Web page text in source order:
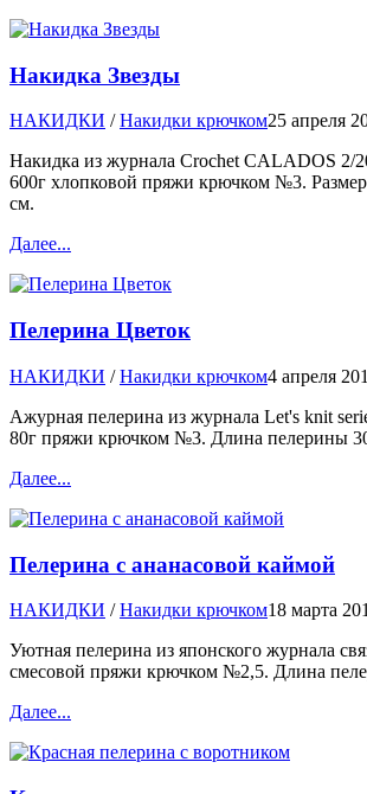
Накидка Звезды
НАКИДКИ /Накидки крючком25 апреля
Накидка из журнала Crochet CALADOS 2/
600г хлопковой пряжи крючком №3.
см.
Далее...
Пелерина Цветок
НАКИДКИ /Накидки крючком4 апреля
Ажурная пелерина из журнала Let's knit
80г пряжи крючком №3. Длина пелерины
Далее...
Пелерина с ананасовой каймой
НАКИДКИ /Накидки крючком18 марта
Уютная пелерина из японского журнала
смесовой пряжи крючком №2,5. Длина
Далее...